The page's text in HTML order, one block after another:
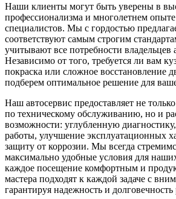
Наши клиенты могут быть уверены в
профессионализма и многолетнем
специалистов. Мы с гордостью
соответствуют самым строгим
учитывают все потребности владельцев
Независимо от того, требуется ли вам
покраска или сложное восстановление
подберем оптимальное решение для
Наш автосервис предоставляет не
по техническому обслуживанию, но и
возможности: углубленную
работы, улучшение эксплуатационных
защиту от коррозии. Мы всегда
максимально удобные условия для
каждое посещение комфортным и
мастера подходят к каждой задаче с
гарантируя надежность и долговечность